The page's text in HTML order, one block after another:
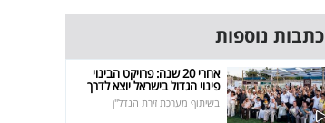
כתבות נוספות
אחרי 20 שנה: פרויקט הבינוי
פינוי הגדול בישראל יוצא לדרך
בשיתוף מערכת זירת הנדל"ן